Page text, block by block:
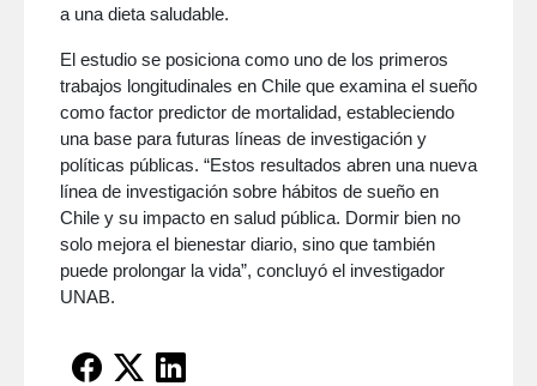
a una dieta saludable.
El estudio se posiciona como uno de los primeros
trabajos longitudinales en Chile que examina el sueño
como factor predictor de mortalidad, estableciendo
una base para futuras líneas de investigación y
políticas públicas. “Estos resultados abren una nueva
línea de investigación sobre hábitos de sueño en
Chile y su impacto en salud pública. Dormir bien no
solo mejora el bienestar diario, sino que también
puede prolongar la vida”, concluyó el investigador
UNAB.